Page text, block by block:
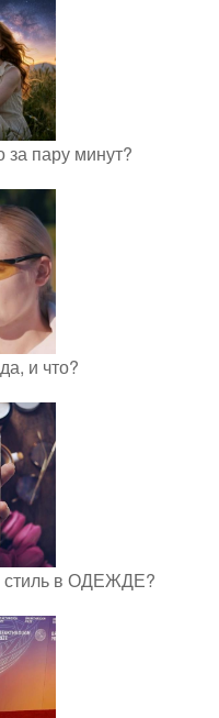
за пару минут?
и что?
стиль в ОДЕЖДЕ?